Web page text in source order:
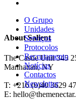
O Grupo
Unidades
Serviços
Protocolos
Recrutamento
Notícias
Contactos
Newsletter
About Salient
The Castle Unit 345
Manhattan, NY
T: +216 (0)40 3629
E: